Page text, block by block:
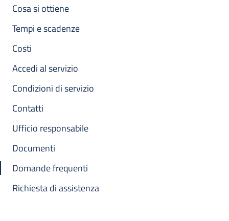
Cosa si ottiene
Tempi e scadenze
Costi
Accedi al servizio
Condizioni di servizio
Contatti
Ufficio responsabile
Documenti
Domande frequenti
Richiesta di assistenza